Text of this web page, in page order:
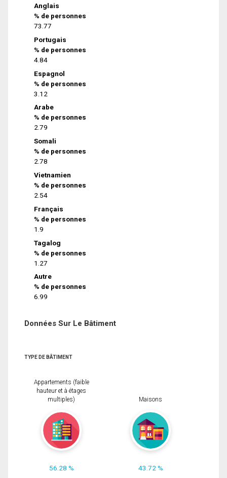
Anglais
% de personnes
73.77
Portugais
% de personnes
4.84
Espagnol
% de personnes
3.12
Arabe
% de personnes
2.79
Somali
% de personnes
2.78
Vietnamien
% de personnes
2.54
Français
% de personnes
1.9
Tagalog
% de personnes
1.27
Autre
% de personnes
6.99
Données Sur Le Bâtiment
TYPE DE BÂTIMENT
Appartements (faible
hauteur et à étages
multiples)
56.28 %
Maisons
43.72 %